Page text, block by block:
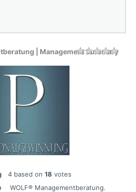
| Management Summary
Rating 1 star
2
3
4
5
4based on 18 votes
WOLF® Managementberatung.